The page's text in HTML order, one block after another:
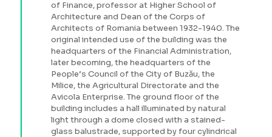
of Finance, professor at Higher School of
Architecture and Dean of the Corps of
Architects of Romania between 1932-1940. The
original intended use of the building was the
headquarters of the Financial Administration,
later becoming, the headquarters of the
People’s Council of the City of Buzău, the
Milice, the Agricultural Directorate and the
Avicola Enterprise. The ground floor of the
building includes a hall illuminated by natural
light through a dome closed with a stained-
glass balustrade, supported by four cylindrical